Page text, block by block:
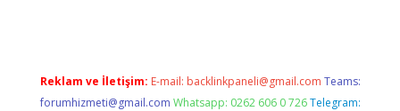
Reklam ve İletişim: E-mail: backlinkpaneli@gmail.com Teams:
forumhizmeti@gmail.com Whatsapp: 0262 606 0 726 Telegram: